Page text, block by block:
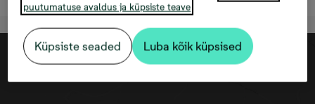
puutumatuse avaldus ja küpsiste teave
Küpsiste seaded Luba kõik küpsised